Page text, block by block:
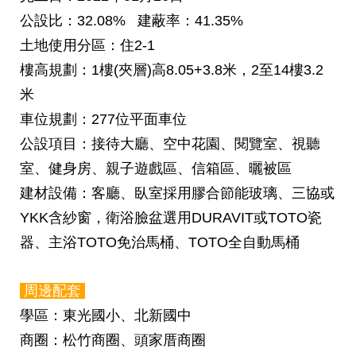
公設比 ：32.08% 建蔽率 ：41.35%
土地使用分區 ：住2-1
樓高規劃 ：1樓(夾層)高8.05+3.8米，2至14樓3.2
米
車位規劃 ：277位平面車位
公設項目
：接待大廳、空中花園、閱覽室、視聽
室、健身房、親子遊戲區、信箱區、曬被區
建材設備 ：客廳、臥室採用膠合節能玻璃、三協或
YKK含紗窗，衛浴臉盆選用DURAVIT或TOTO瓷
器、主浴TOTO免治馬桶、TOTO全自動馬桶
周邊配套
學區 ：東光國小、北新國中
商圈 ：松竹商圈、頭家厝商圈